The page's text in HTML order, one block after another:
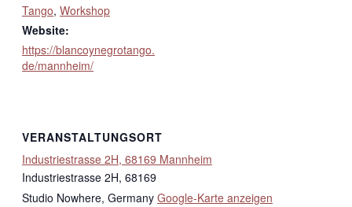
Tango, Workshop
Website:
https://blancoynegrotango.
de/mannheim/
VERANSTALTUNGSORT
Industriestrasse 2H, 68169 Mannheim
Industriestrasse 2H, 68169
Studio Nowhere, Germany Google-Karte anzeigen